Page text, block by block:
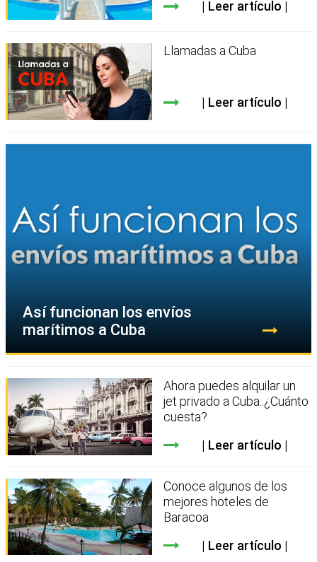
Leer artículo
Llamadas a Cuba
Leer artículo
Así funcionan los envíos
marítimos a Cuba
Ahora puedes alquilar un
jet privado a Cuba..¿Cuánto
cuesta?
Leer artículo
Conoce algunos de los
mejores hoteles de
Baracoa
Leer artículo